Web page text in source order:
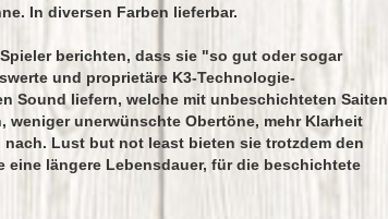
In diversen Farben lieferbar.
berichten, dass sie "so gut oder sogar
und proprietäre K3-Technologie-
Sound liefern, welche mit unbeschichteten Saiten
weniger unerwünschte Obertöne, mehr Klarheit
Lust but not least bieten sie trotzdem den
längere Lebensdauer, für die beschichtete